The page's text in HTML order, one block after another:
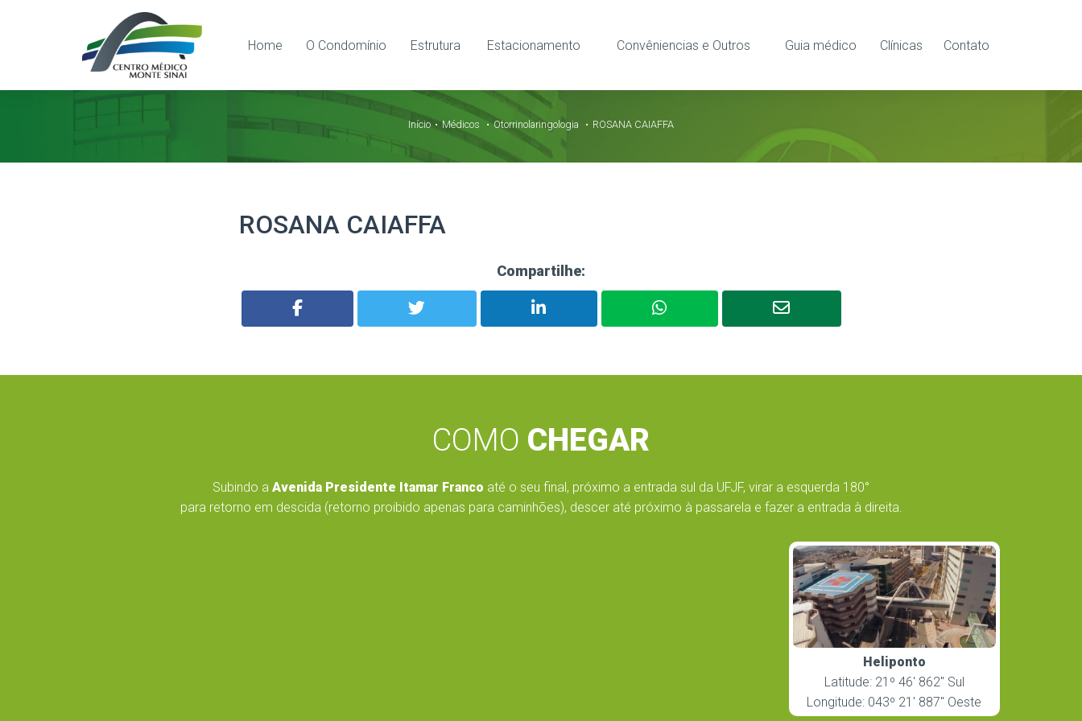
Home O Condomínio Estrutura Estacionamento Convêniencias e Outros Guia médico Clínicas Contato
Início Médicos Otorrinolaringologia ROSANA CAIAFFA
ROSANA CAIAFFA
Compartilhe:
COMO CHEGAR
Subindo a Avenida Presidente Itamar Franco até o seu final, próximo a entrada sul da UFJF, virar a esquerda 180°
para retorno em descida (retorno proibido apenas para caminhões), descer até próximo à passarela e fazer a entrada à direita.
Heliponto
Latitude: 21º 46′ 862″ Sul
Longitude: 043º 21′ 887″ Oeste